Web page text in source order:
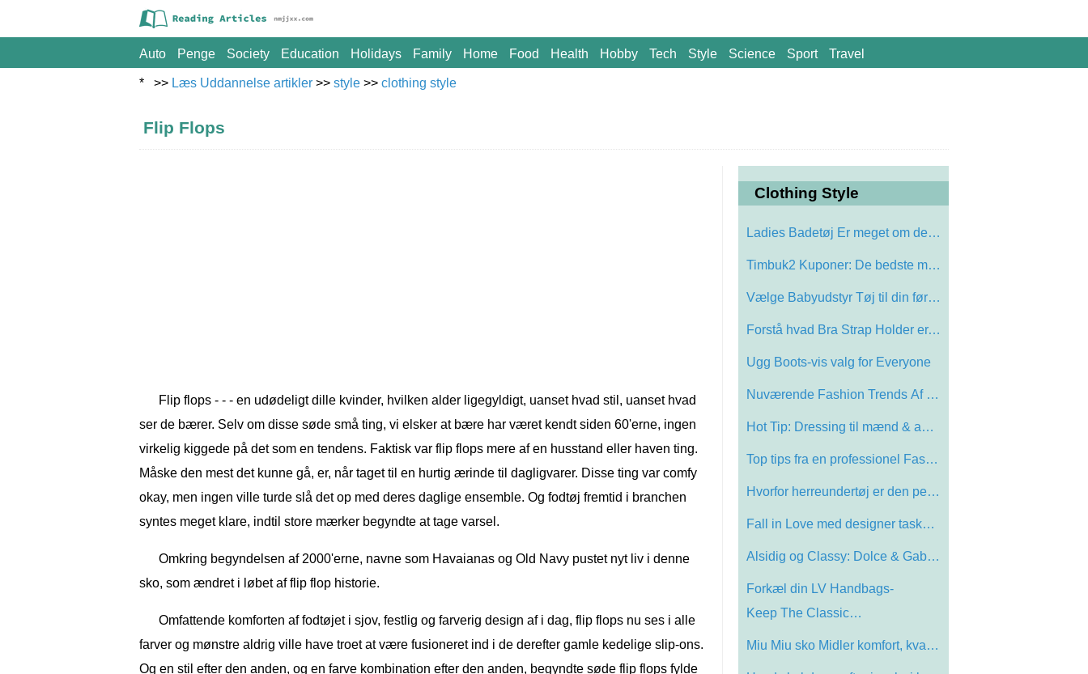
Auto Penge Society Education Holidays Family Home Food Health Hobby Tech Style Science Sport Travel
* >> Læs Uddannelse artikler >> style >> clothing style
Flip Flops
Flip flops - - - en udødeligt dille kvinder, hvilken alder ligegyldigt, uanset hvad stil, uanset hvad
ser de bærer. Selv om disse søde små ting, vi elsker at bære har været kendt siden 60'erne, ingen
virkelig kiggede på det som en tendens. Faktisk var flip flops mere af en husstand eller haven ting.
Måske den mest det kunne gå, er, når taget til en hurtig ærinde til dagligvarer. Disse ting var comfy
okay, men ingen ville turde slå det op med deres daglige ensemble. Og fodtøj fremtid i branchen
syntes meget klare, indtil store mærker begyndte at tage varsel.
Omkring begyndelsen af ​​2000'erne, navne som Havaianas og Old Navy pustet nyt liv i denne
sko, som ændret i løbet af flip flop historie.
Omfattende komforten af ​​fodtøjet i sjov, festlig og farverig design af i dag, flip flops nu ses i alle
farver og mønstre aldrig ville have troet at være fusioneret ind i de derefter gamle kedelige slip-ons.
Og en stil efter den anden, og en farve kombination efter den anden, begyndte søde flip flops fylde
Clothing Style
Ladies Badetøj Er meget om den rigtige …
Timbuk2 Kuponer: De bedste måder at gø…
Vælge Babyudstyr Tøj til din første B…
Forstå hvad Bra Strap Holder er, og fin…
Ugg Boots-vis valg for Everyone
Nuværende Fashion Trends Af Forår og s…
Hot Tip: Dressing til mænd & amp; amp; …
Top tips fra en professionel Fashion eks…
Hvorfor herreundertøj er den perfekte g…
Fall in Love med designer tasker Again
Alsidig og Classy: Dolce & Gabbana Miss …
Forkæl din LV Handbags-
Keep The Classic…
Miu Miu sko Midler komfort, kvalitet og …